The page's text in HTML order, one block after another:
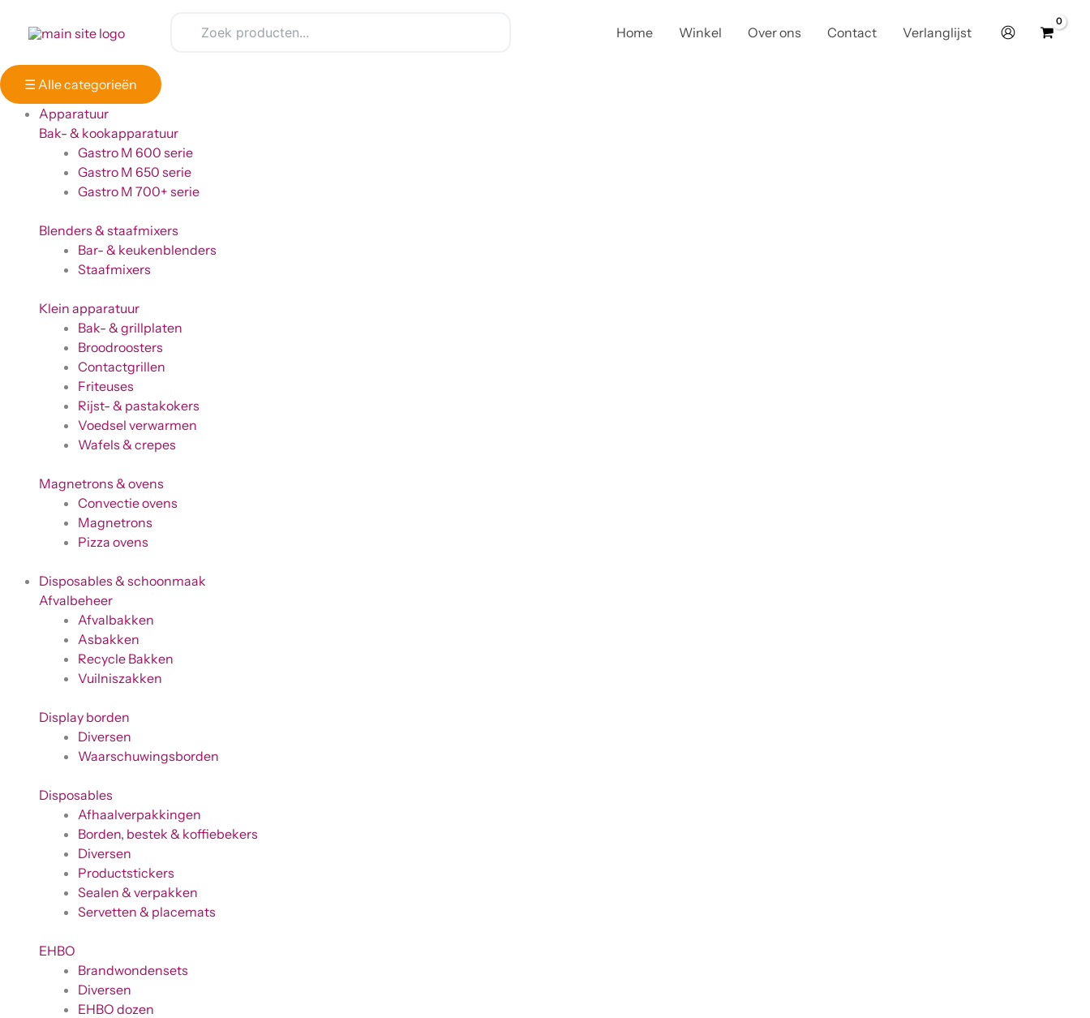
inhoud
Home Winkel Over ons Contact Verlanglijst
☰ Alle categorieën
Apparatuur
Bak- & kookapparatuur
Gastro M 600 serie
Gastro M 650 serie
Gastro M 700+ serie
Blenders & staafmixers
Bar- & keukenblenders
Staafmixers
Klein apparatuur
Bak- & grillplaten
Broodroosters
Contactgrillen
Friteuses
Rijst- & pastakokers
Voedsel verwarmen
Wafels & crepes
Magnetrons & ovens
Convectie ovens
Magnetrons
Pizza ovens
Disposables & schoonmaak
Afvalbeheer
Afvalbakken
Asbakken
Recycle Bakken
Vuilniszakken
Display borden
Diversen
Waarschuwingsborden
Disposables
Afhaalverpakkingen
Borden, bestek & koffiebekers
Diversen
Productstickers
Sealen & verpakken
Servetten & placemats
EHBO
Brandwondensets
Diversen
EHBO dozen
Totaal: